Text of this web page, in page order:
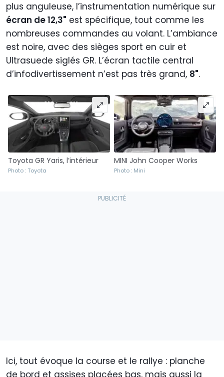
plus anguleuse, l’instrumentation numérique sur
écran de 12,3" est spécifique, tout comme les
nombreuses commandes au volant. L’ambiance
est noire, avec des sièges sport en cuir et
Ultrasuede siglés GR. L’écran tactile central
d’infodivertissement n’est pas très grand, 8".
Toyota GR Yaris, l’intérieur
Photo : Toyota
MINI John Cooper Works
Photo : Mini
Ici, tout évoque la course et le rallye : planche